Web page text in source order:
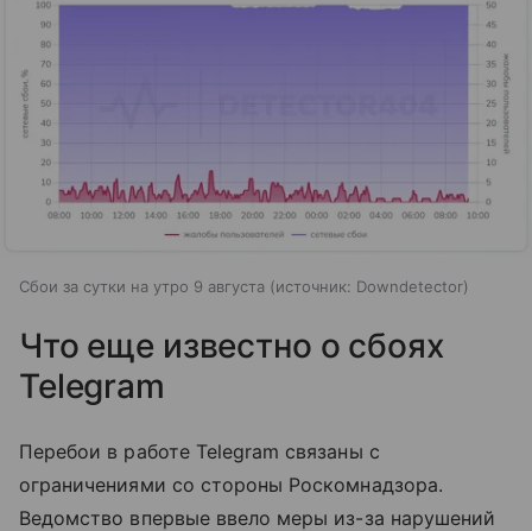
Сбои за сутки на утро 9 августа источник: Downdetector
Что еще известно о сбоях
Telegram
Перебои в работе Telegram связаны с
ограничениями со стороны Роскомнадзора.
Ведомство впервые ввело меры из-за нарушений